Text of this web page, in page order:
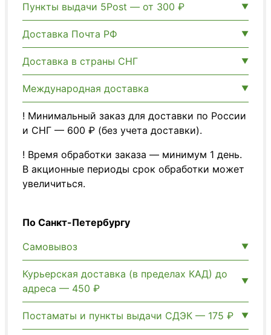
Пункты выдачи 5Post — от 300 ₽
Доставка Почта РФ
Доставка в страны СНГ
Международная доставка
! Минимальный заказ для доставки по России
и СНГ — 600 ₽ (без учета доставки).
! Время обработки заказа — минимум 1 день.
В акционные периоды срок обработки может
увеличиться.
По Санкт-Петербургу
Самовывоз
Курьерская доставка (в пределах КАД) до
адреса — 450 ₽
Постаматы и пункты выдачи СДЭК — 175 ₽